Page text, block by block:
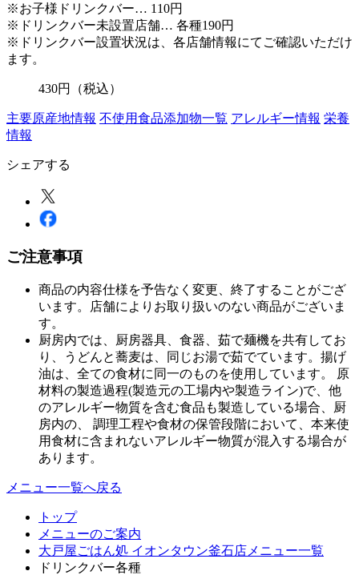
※お子様ドリンクバー… 110円
※ドリンクバー未設置店舗… 各種190円
※ドリンクバー設置状況は、各店舗情報にてご確認いただけ
ます。
430円 （税込）
主要原産地情報 不使用食品添加物一覧 アレルギー情報 栄養
情報
シェアする
ご注意事項
商品の内容仕様を予告なく変更、終了することがござ
います。店舗によりお取り扱いのない商品がございま
す。
厨房内では、厨房器具、食器、茹で麺機を共有してお
り、うどんと蕎麦は、同じお湯で茹でています。揚げ
油は、全ての食材に同一のものを使用しています。 原
材料の製造過程(製造元の工場内や製造ライン)で、他
のアレルギー物質を含む食品も製造している場合、厨
房内の、 調理工程や食材の保管段階において、本来使
用食材に含まれないアレルギー物質が混入する場合が
あります。
メニュー一覧へ戻る
トップ
メニューのご案内
大戸屋ごはん処 イオンタウン釜石店メニュー一覧
ドリンクバー各種